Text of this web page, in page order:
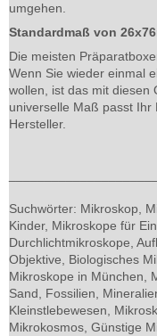
umgehen.
Standardmaß von
Die meisten
Wenn Sie wieder einmal
wollen, ist das mit diesen
universelle Maß passt
Hersteller.
Suchwörter: Mikroskop,
Kinder, Mikroskope für
Durchlichtmikroskope,
Objektive, Biologisches
Mikroskope in München,
Sand, Fossilien,
Kleinstlebewesen,
Mikrokosmos, Günstige